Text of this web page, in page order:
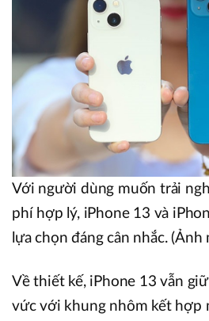
Với người dùng muốn trải
phí hợp lý, iPhone 13 và
lựa chọn đáng cân nhắc. (Ảnh
Về thiết kế, iPhone 13 vẫn
vức với khung nhôm kết hợp